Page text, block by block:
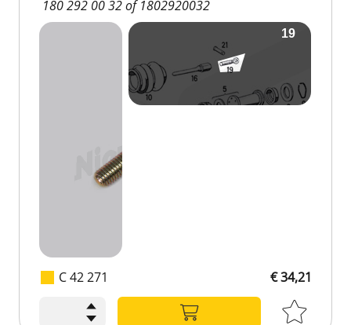
C 42 271
180 292 00 32 of 1802920032
€ 34,21